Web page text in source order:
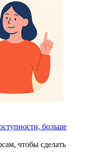
больше
чтобы сделать